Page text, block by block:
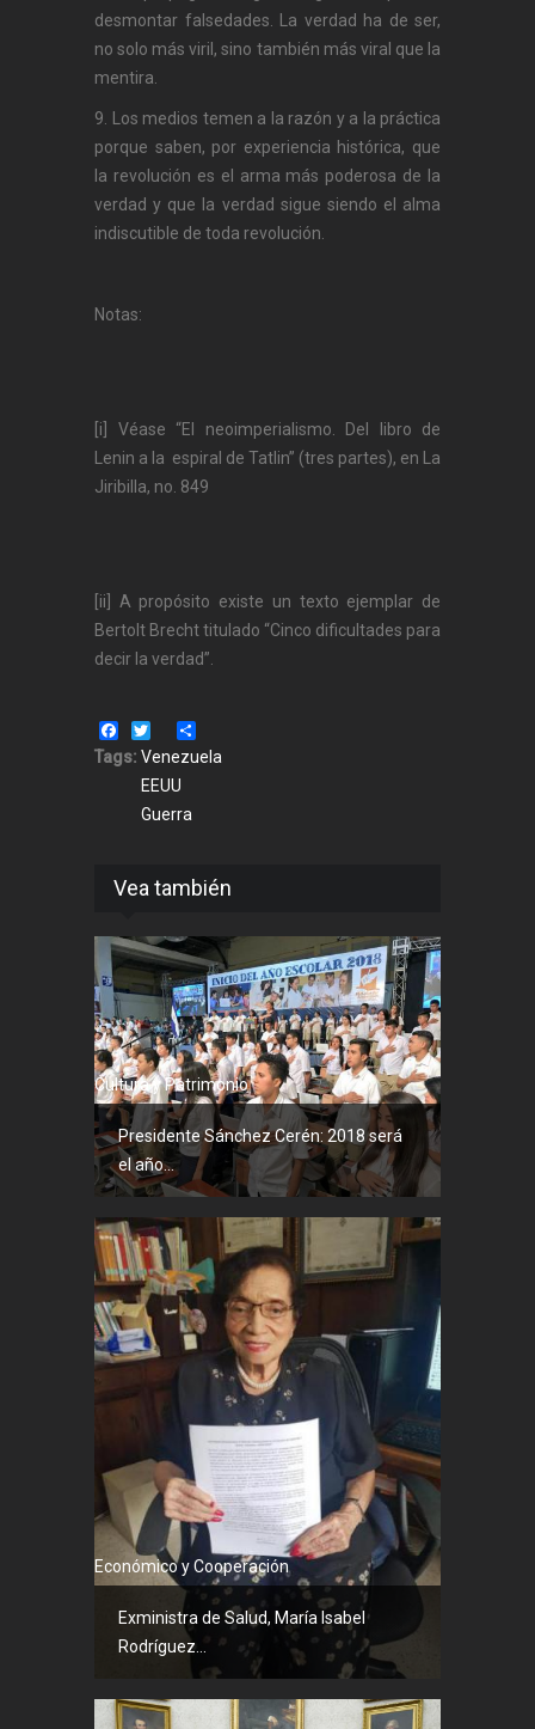
desmontar falsedades. La verdad ha de ser,
no solo más viril, sino también más viral que la
mentira.
9. Los medios temen a la razón y a la práctica
porque saben, por experiencia histórica, que
la revolución es el arma más poderosa de la
verdad y que la verdad sigue siendo el alma
indiscutible de toda revolución.
Notas:
[i] Véase “El neoimperialismo. Del libro de
Lenin a la espiral de Tatlin” (tres partes), en La
Jiribilla, no. 849
[ii] A propósito existe un texto ejemplar de
Bertolt Brecht titulado “Cinco dificultades para
decir la verdad”.
Facebook
Twitter
Tags: Venezuela
EEUU
Guerra
Vea también
Cultura y Patrimonio
Presidente Sánchez Cerén: 2018 será
el año...
Económico y Cooperación
Exministra de Salud, María Isabel
Rodríguez...